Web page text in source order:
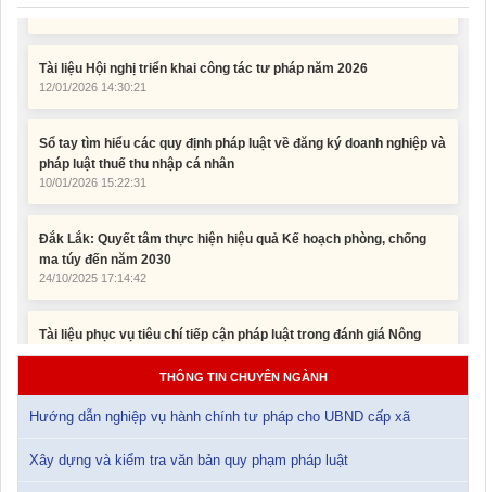
12/01/2026 14:30:21
Sổ tay tìm hiểu các quy định pháp luật về đăng ký doanh nghiệp và
10/01/2026 15:22:31
Đắk Lắk: Quyết tâm thực hiện hiệu quả Kế hoạch phòng, chống
24/10/2025 17:14:42
Tài liệu phục vụ tiêu chí tiếp cận pháp luật trong đánh giá Nông
11/02/2026 08:45:12
Tài liệu Hội nghị công chức, viên chức và người lao động năm
15/01/2026 15:29:29
THÔNG TIN CHUYÊN NGÀNH
Hướng dẫn nghiệp vụ hành chính tư pháp cho UBND cấp xã
Xây dựng và kiểm tra văn bản quy phạm pháp luật